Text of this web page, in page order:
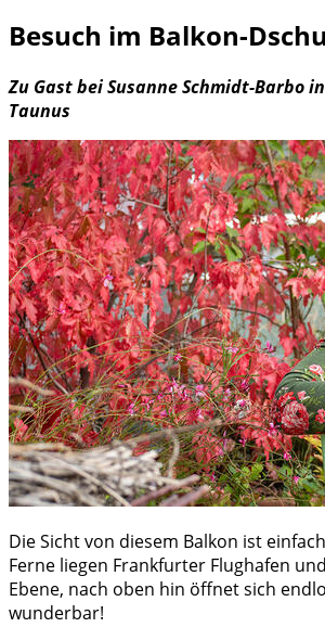
Besuch im Balkon-
Zu Gast bei Susanne Schmidt-Barbo
Taunus
Die Sicht von diesem Balkon ist
Ferne liegen Frankfurter Flughafen
Ebene, nach oben hin öffnet sich
wunderbar!